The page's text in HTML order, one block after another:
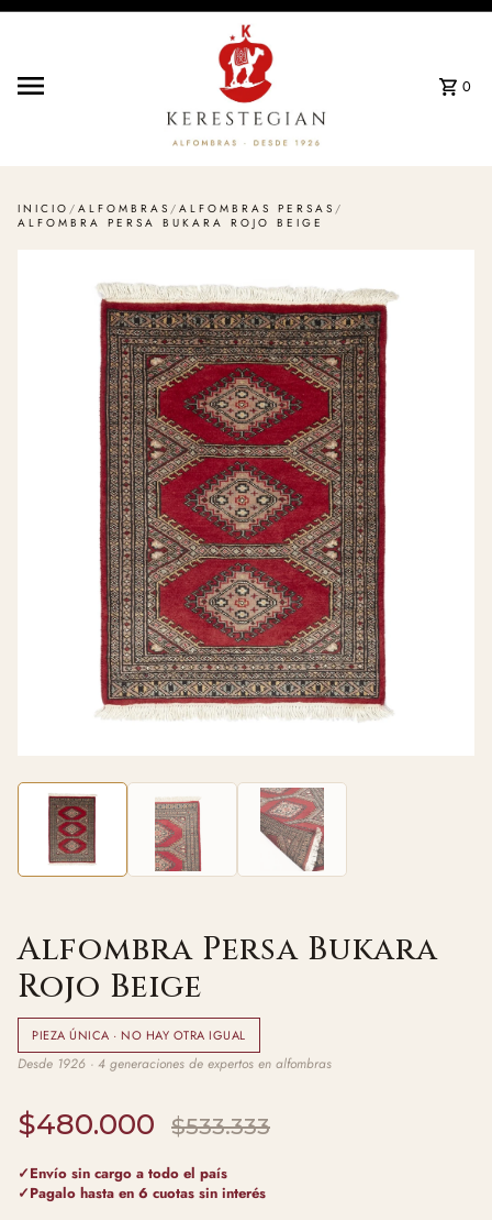
0
INICIO / ALFOMBRAS / ALFOMBRAS PERSAS /
ALFOMBRA PERSA BUKARA ROJO BEIGE
Alfombra Persa Bukara
Rojo Beige
PIEZA ÚNICA · NO HAY OTRA IGUAL
Desde 1926 · 4 generaciones de expertos en alfombras
$480.000 $533.333
Envío sin cargo a todo el país
Pagalo hasta en 6 cuotas sin interés